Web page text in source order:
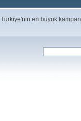
Türkiye'nin en büyük